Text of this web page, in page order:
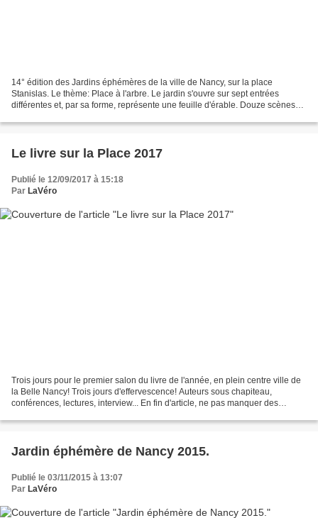
14° édition des Jardins éphémères de la ville de Nancy, sur la place
Stanislas. Le thème: Place à l'arbre. Le jardin s'ouvre sur sept entrées
différentes et, par sa forme, représente une feuille d'érable. Douze scènes
Le livre sur la Place 2017
Publié le 12/09/2017 à 15:18
Par LaVéro
Trois jours pour le premier salon du livre de l'année, en plein centre ville de
la Belle Nancy! Trois jours d'effervescence! Auteurs sous chapiteau,
conférences, lectures, interview... En fin d'article, ne pas manquer des
Jardin éphémère de Nancy 2015.
Publié le 03/11/2015 à 13:07
Par LaVéro